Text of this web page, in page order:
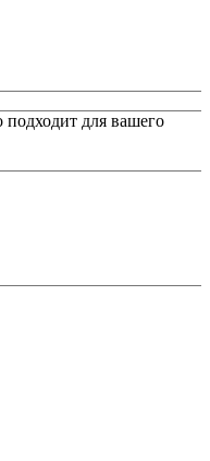
подходит для вашего